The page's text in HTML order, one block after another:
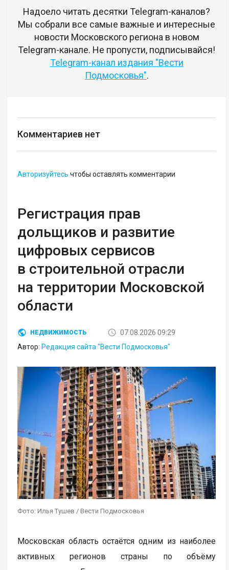
Надоело читать десятки Telegram-каналов?
Мы собрали все самые важные и интересные
новости Московского региона в новом
Telegram-канале. Не пропусти, подписывайся!
Telegram-канал издания "Вести
Подмосковья".
Комментариев нет
Авторизуйтесь чтобы оставлять комментарии
Регистрация прав
дольщиков и развитие
цифровых сервисов
в строительной отрасли
на территории Московской
области
НЕДВИЖИМОСТЬ
07.08.2026 09:29
Автор: Редакция сайта "Вести Подмосковья"
Фото: Илья Тушев / Вести Подмосковья
Московская область остаётся одним из наиболее
активных регионов страны по объёму